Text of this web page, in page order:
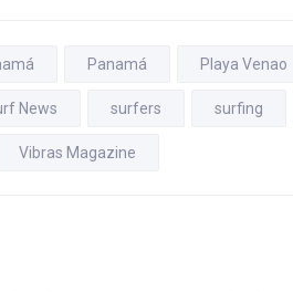
Panamá Playa Venao
News surfers surfing
Vibras Magazine